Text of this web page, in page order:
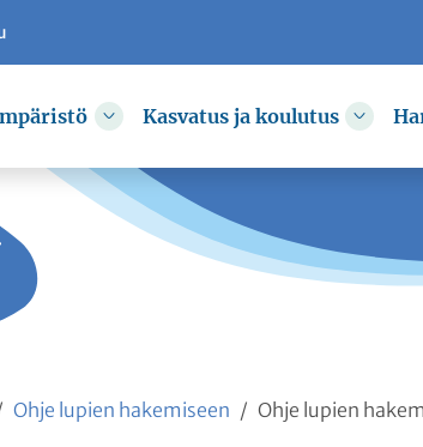
Vaihda alasvetovalikkoa
Kasvatus ja koulutus
Ohje lupien hakemiseen Ohje lupien